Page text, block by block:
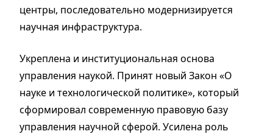
центры, последовательно модернизируется
научная инфраструктура.
Укреплена и институциональная основа
управления наукой. Принят новый Закон «О
науке и технологической политике», который
сформировал современную правовую базу
управления научной сферой. Усилена роль